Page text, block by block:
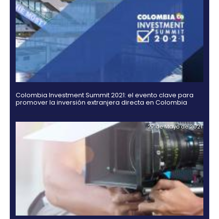
Rating agencies Moody's, Fitch and Standard &
ratify their confidence in Colombia
02 de